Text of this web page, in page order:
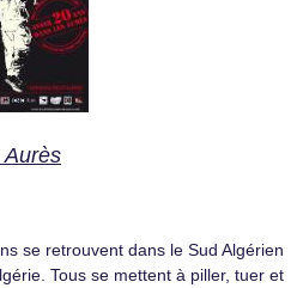
Aurès
se retrouvent dans le Sud Algérien
Tous se mettent à piller, tuer et